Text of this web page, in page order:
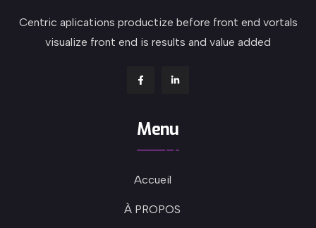
Centric aplications productize before front end vortals
visualize front end is results and value added
Menu
Accueil
À PROPOS